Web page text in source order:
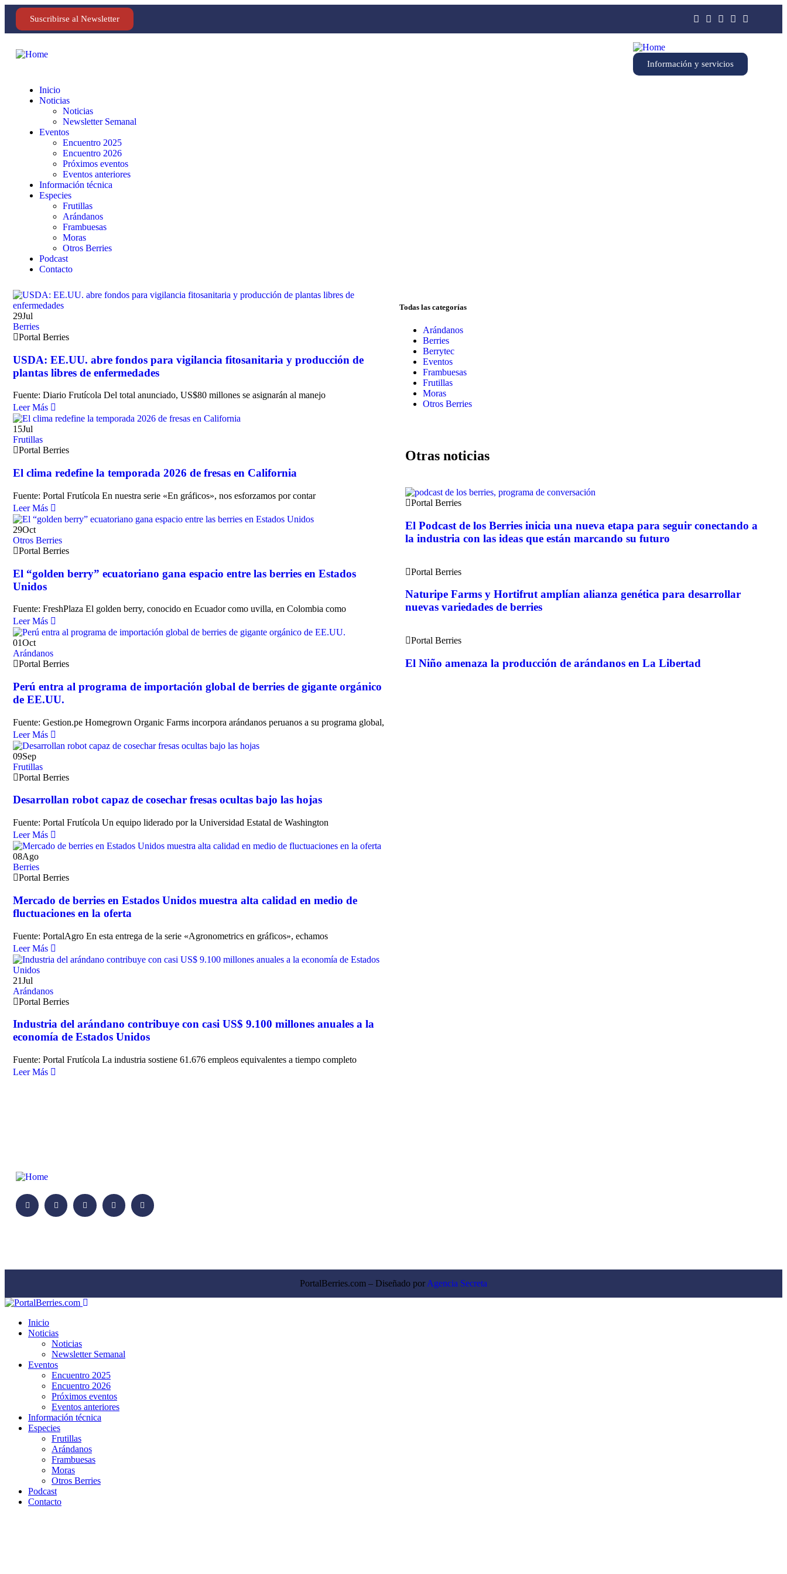
Suscribirse al Newsletter
Información y servicios
Inicio
Noticias
Noticias
Newsletter Semanal
Eventos
Encuentro 2025
Encuentro 2026
Próximos eventos
Eventos anteriores
Información técnica
Especies
Frutillas
Arándanos
Frambuesas
Moras
Otros Berries
Podcast
Contacto
29Jul
Berries
Portal Berries
USDA: EE.UU. abre fondos para vigilancia fitosanitaria y producción de
plantas libres de enfermedades
Fuente: Diario Frutícola Del total anunciado, US$80 millones se asignarán al manejo
Leer Más
15Jul
Frutillas
Portal Berries
El clima redefine la temporada 2026 de fresas en California
Fuente: Portal Frutícola En nuestra serie «En gráficos», nos esforzamos por contar
Leer Más
29Oct
Otros Berries
Portal Berries
El “golden berry” ecuatoriano gana espacio entre las berries en Estados
Unidos
Fuente: FreshPlaza El golden berry, conocido en Ecuador como uvilla, en Colombia como
Leer Más
01Oct
Arándanos
Portal Berries
Perú entra al programa de importación global de berries de gigante orgánico
de EE.UU.
Fuente: Gestion.pe Homegrown Organic Farms incorpora arándanos peruanos a su programa global,
Leer Más
09Sep
Frutillas
Portal Berries
Desarrollan robot capaz de cosechar fresas ocultas bajo las hojas
Fuente: Portal Frutícola Un equipo liderado por la Universidad Estatal de Washington
Leer Más
08Ago
Berries
Portal Berries
Mercado de berries en Estados Unidos muestra alta calidad en medio de
fluctuaciones en la oferta
Fuente: PortalAgro En esta entrega de la serie «Agronometrics en gráficos», echamos
Leer Más
21Jul
Arándanos
Portal Berries
Industria del arándano contribuye con casi US$ 9.100 millones anuales a la
economía de Estados Unidos
Fuente: Portal Frutícola La industria sostiene 61.676 empleos equivalentes a tiempo completo
Leer Más
Todas las categorías
Arándanos
Berries
Berrytec
Eventos
Frambuesas
Frutillas
Moras
Otros Berries
Otras noticias
Portal Berries
El Podcast de los Berries inicia una nueva etapa para seguir conectando a
la industria con las ideas que están marcando su futuro
Portal Berries
Naturipe Farms y Hortifrut amplían alianza genética para desarrollar
nuevas variedades de berries
Portal Berries
El Niño amenaza la producción de arándanos en La Libertad
PortalBerries.com – Diseñado por Agencia Secreta
Inicio
Noticias
Noticias
Newsletter Semanal
Eventos
Encuentro 2025
Encuentro 2026
Próximos eventos
Eventos anteriores
Información técnica
Especies
Frutillas
Arándanos
Frambuesas
Moras
Otros Berries
Podcast
Contacto